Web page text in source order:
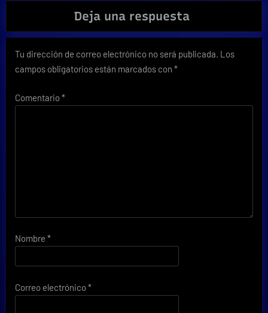
Deja una respuesta
Tu dirección de correo electrónico no será publicada. Los
campos obligatorios están marcados con *
Comentario*
Nombre *
Correo electrónico*